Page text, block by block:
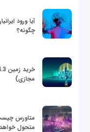
آیا ورود
چگونه؟
مجازی)
متاورس
متحول